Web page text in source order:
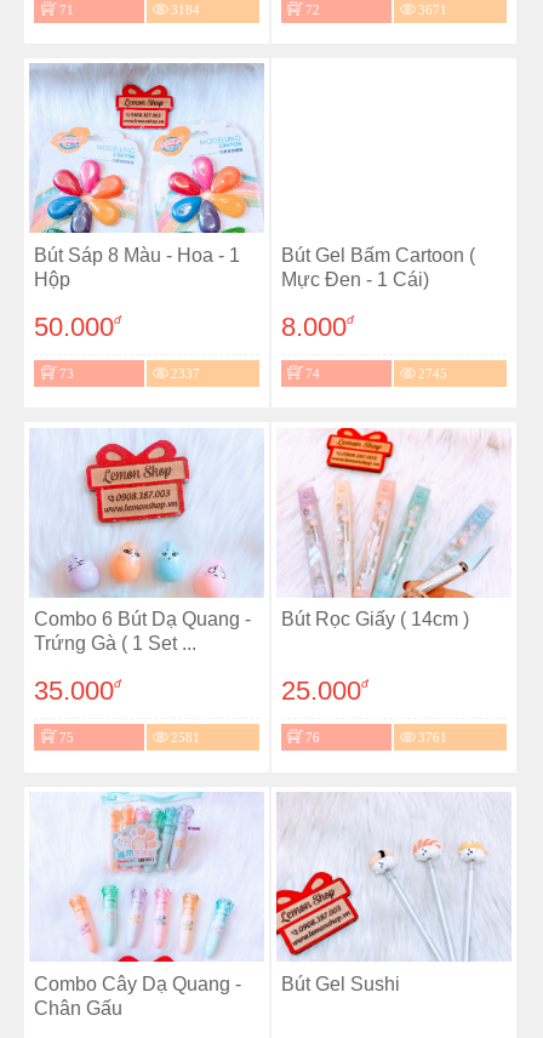
71 3184 72 3671
Bút Sáp 8 Màu - Hoa - 1
Hộp
50.000đ
73 2337
Bút Gel Bấm Cartoon (
Mực Đen - 1 Cái)
8.000đ
74 2745
Combo 6 Bút Dạ Quang -
Trứng Gà ( 1 Set ...
35.000đ
75 2581
Bút Rọc Giấy ( 14cm )
25.000đ
76 3761
Combo Cây Dạ Quang -
Chân Gấu
Bút Gel Sushi